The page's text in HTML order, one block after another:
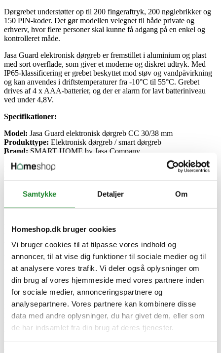
Samtykke Detaljer Om
Homeshop.dk bruger cookies
Vi bruger cookies til at tilpasse vores indhold og
annoncer, til at vise dig funktioner til sociale medier og til
at analysere vores trafik. Vi deler også oplysninger om
din brug af vores hjemmeside med vores partnere inden
for sociale medier, annonceringspartnere og
analysepartnere. Vores partnere kan kombinere disse
data med andre oplysninger, du har givet dem, eller som
de har indsamlet fra din brug af deres tjenester.
Dørgrebet understøtter op til 200 fingeraftryk, 200 nøglebrikker og
150 PIN-koder. Det gør modellen velegnet til både private og
erhverv, hvor flere personer skal kunne få adgang på en enkel og
kontrolleret måde.
Jasa Guard elektronisk dørgreb er fremstillet i aluminium og plast
med sort overflade, som giver et moderne og diskret udtryk. Med
IP65-klassificering er grebet beskyttet mod støv og vandpåvirkning
og kan anvendes i driftstemperaturer fra -10°C til 55°C. Grebet
drives af 4 x AAA-batterier, og der er alarm for lavt batteriniveau
ved under 4,8V.
Specifikationer:
Model: Jasa Guard elektronisk dørgreb CC 30/38 mm
Produkttype: Elektronisk dørgreb / smart dørgreb
Brand: SMART HOME by Jasa Company
Materiale:Aluminium / plast
Dørtykkelse:40-65 mm
Kompatibilitet app:iOS og Android
App-funktioner: Tidsbestemte koder, fjernåbning og tidsskemaer
for låsning
Bredde:152,2 mm
Dybde:72,2 mm
Diameter:
Ø63,3 mm
Nettovægt: 567,5 g
Godkendelse / klassificering:IP65
Strømtype:4 x AAA-batterier, medfølger ikke
Driftstemperatur:
-10°C til 55°C
Luftfugtighed under drift:0%-95%
Alarm for lavt batteri:<4,8V